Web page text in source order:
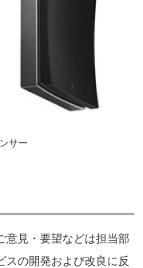
サー
意見・要望などは担当部
スの開発および改良に反